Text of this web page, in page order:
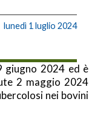
lunedì 1 luglio 2024
giugno 2024 ed è
2 maggio 2024
nei bovini